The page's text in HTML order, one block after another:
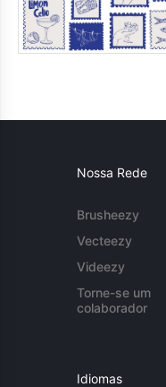
Nossa Rede
Brusheezy
Vecteezy
Videezy
Torne-se um
colaborador
Idiomas